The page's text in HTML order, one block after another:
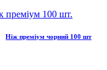
Ніж преміум чорний 100 шт